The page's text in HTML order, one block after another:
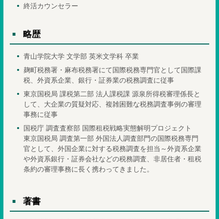
終活カウンセラー
略歴
青山学院大学 文学部 英米文学科 卒業
麹町税務署・麻布税務署にて国際税務専門官として国際課
税、外資系企業、銀行・証券業の税務調査に従事
東京国税局 課税第二部 法人課税課 源泉所得税審理係長と
して、大企業の質疑対応、複雑困難な税務調査事例の審理
事務に従事
国税庁 調査査察部 国際租税戦略実態解明プロジェクト
東京国税局 調査第一部 外国法人調査部門の国際税務専門
官として、外国企業に対する税務調査を担当～外資系企業
や外資系銀行・証券会社などの税務調査、非居住者・租税
条約の審理事務に長く携わってきました。
著書